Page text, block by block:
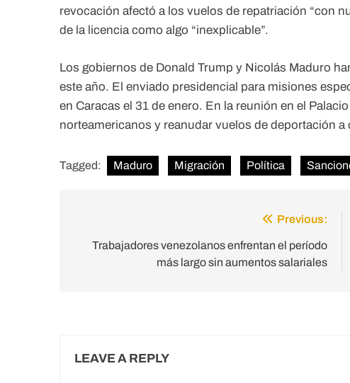
revocación afectó a los vuelos de repatriación “con
de la licencia como algo “inexplicable”.
Los gobiernos de Donald Trump y Nicolás Maduro
este año. El enviado presidencial para misiones
en Caracas el 31 de enero. En la reunión en el
norteamericanos y reanudar vuelos de deportación
Tagged: Maduro Migración Política
navigation
Previous:
Trabajadores venezolanos enfrentan el período
más largo sin aumentos salariales
LEAVE A REPLY